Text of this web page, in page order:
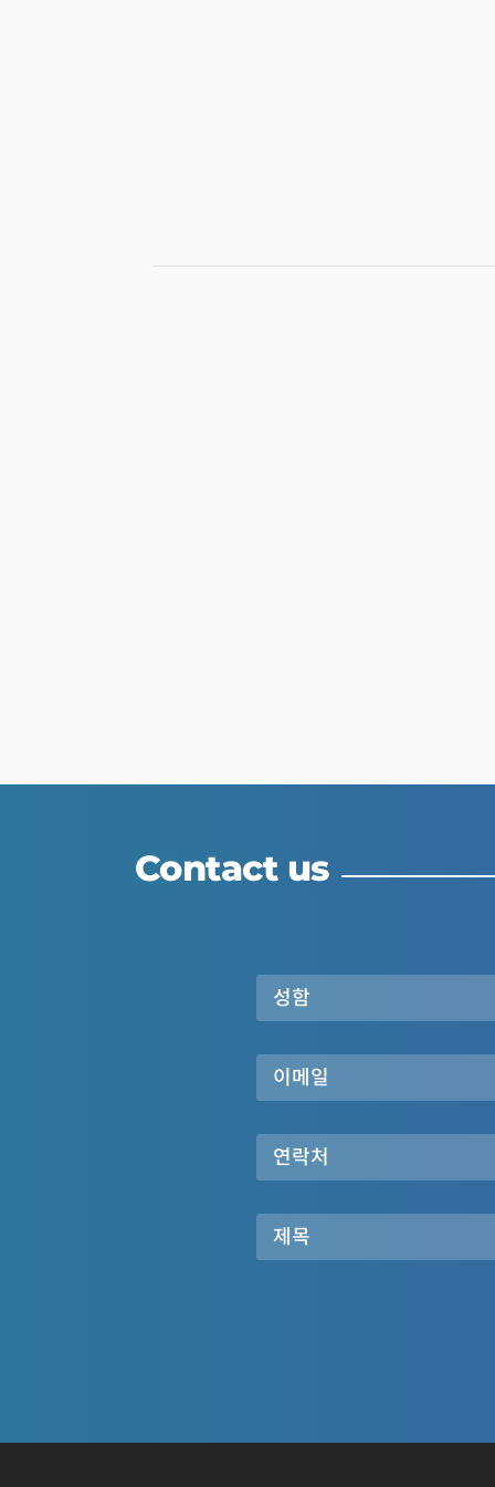
Contact us